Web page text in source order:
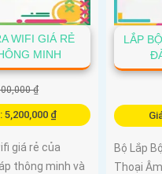
WIFI GIÁ RẺ
MINH
₫
5,200,000 ₫
giá rẻ của
thông minh và
LẮP
Bộ Lắp
Thoại